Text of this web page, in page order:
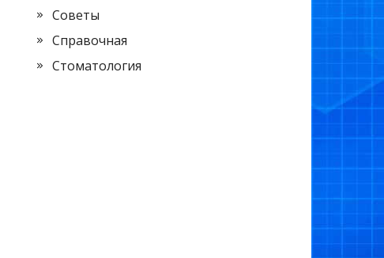
Советы
Справочная
Стоматология